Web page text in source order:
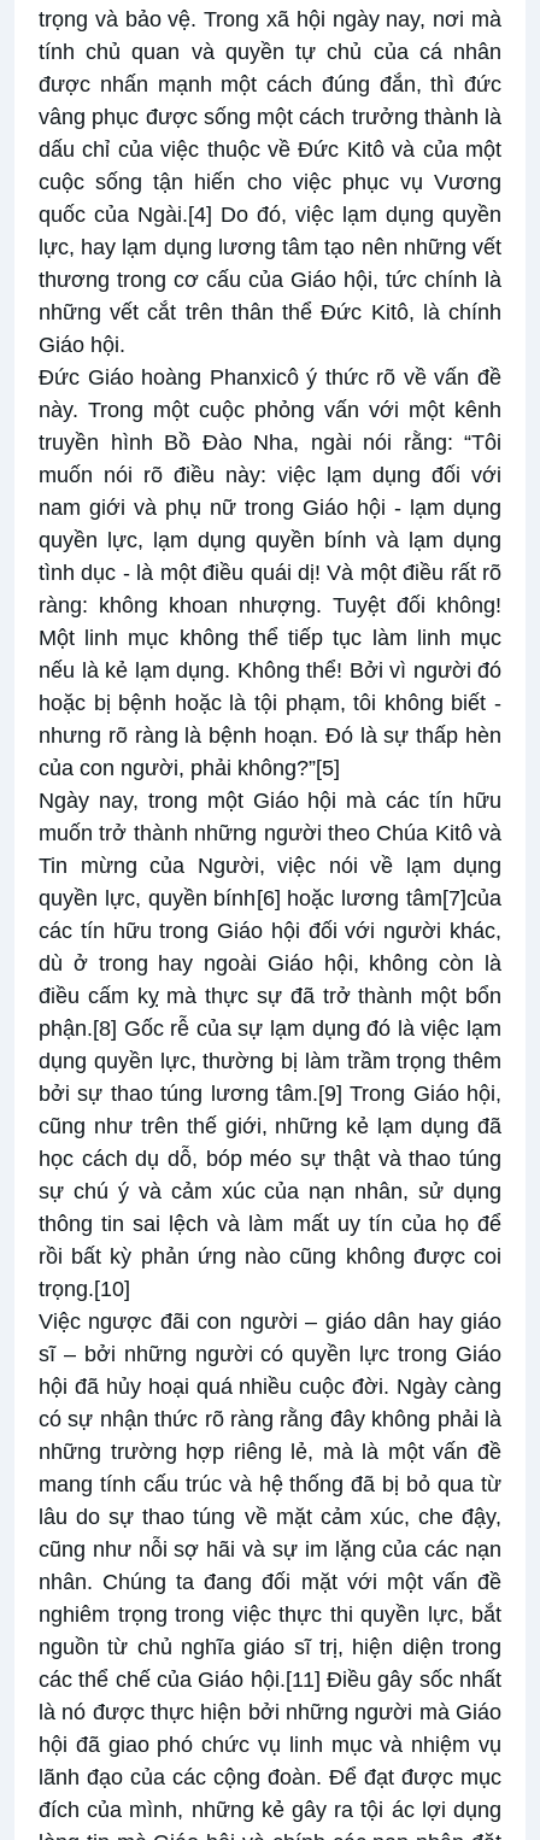
trọng và bảo vệ. Trong xã hội ngày nay, nơi mà
tính chủ quan và quyền tự chủ của cá nhân
được nhấn mạnh một cách đúng đắn, thì đức
vâng phục được sống một cách trưởng thành là
dấu chỉ của việc thuộc về Đức Kitô và của một
cuộc sống tận hiến cho việc phục vụ Vương
quốc của Ngài.[4] Do đó, việc lạm dụng quyền
lực, hay lạm dụng lương tâm tạo nên những vết
thương trong cơ cấu của Giáo hội, tức chính là
những vết cắt trên thân thể Đức Kitô, là chính
Giáo hội.
Đức Giáo hoàng Phanxicô ý thức rõ về vấn đề
này. Trong một cuộc phỏng vấn với một kênh
truyền hình Bồ Đào Nha, ngài nói rằng: “Tôi
muốn nói rõ điều này: việc lạm dụng đối với
nam giới và phụ nữ trong Giáo hội - lạm dụng
quyền lực, lạm dụng quyền bính và lạm dụng
tình dục - là một điều quái dị! Và một điều rất rõ
ràng: không khoan nhượng. Tuyệt đối không!
Một linh mục không thể tiếp tục làm linh mục
nếu là kẻ lạm dụng. Không thể! Bởi vì người đó
hoặc bị bệnh hoặc là tội phạm, tôi không biết -
nhưng rõ ràng là bệnh hoạn. Đó là sự thấp hèn
của con người, phải không?”[5]
Ngày nay, trong một Giáo hội mà các tín hữu
muốn trở thành những người theo Chúa Kitô và
Tin mừng của Người, việc nói về lạm dụng
quyền lực, quyền bính [6] hoặc lương tâm[7]của
các tín hữu trong Giáo hội đối với người khác,
dù ở trong hay ngoài Giáo hội, không còn là
điều cấm kỵ mà thực sự đã trở thành một bổn
phận.[8] Gốc rễ của sự lạm dụng đó là việc lạm
dụng quyền lực, thường bị làm trầm trọng thêm
bởi sự thao túng lương tâm.[9] Trong Giáo hội,
cũng như trên thế giới, những kẻ lạm dụng đã
học cách dụ dỗ, bóp méo sự thật và thao túng
sự chú ý và cảm xúc của nạn nhân, sử dụng
thông tin sai lệch và làm mất uy tín của họ để
rồi bất kỳ phản ứng nào cũng không được coi
trọng.[10]
Việc ngược đãi con người – giáo dân hay giáo
sĩ – bởi những người có quyền lực trong Giáo
hội đã hủy hoại quá nhiều cuộc đời. Ngày càng
có sự nhận thức rõ ràng rằng đây không phải là
những trường hợp riêng lẻ, mà là một vấn đề
mang tính cấu trúc và hệ thống đã bị bỏ qua từ
lâu do sự thao túng về mặt cảm xúc, che đậy,
cũng như nỗi sợ hãi và sự im lặng của các nạn
nhân. Chúng ta đang đối mặt với một vấn đề
nghiêm trọng trong việc thực thi quyền lực, bắt
nguồn từ chủ nghĩa giáo sĩ trị, hiện diện trong
các thể chế của Giáo hội.[11] Điều gây sốc nhất
là nó được thực hiện bởi những người mà Giáo
hội đã giao phó chức vụ linh mục và nhiệm vụ
lãnh đạo của các cộng đoàn. Để đạt được mục
đích của mình, những kẻ gây ra tội ác lợi dụng